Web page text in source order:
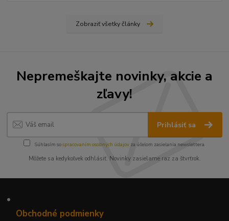
Zobraziť všetky články
Nepremeškajte novinky, akcie a
zľavy!
Prihlásiť sa
Súhlasím sospracovaním osobných údajov za účelom zasielania newslettera.
Môžete sa kedykoľvek odhlásiť. Novinky zasielame raz za štvrťrok.
•
Obchodné podmienky